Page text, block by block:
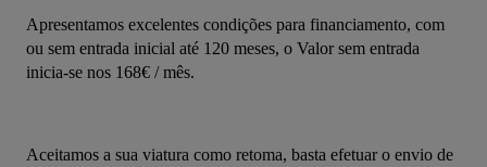
Apresentamos excelentes condições para financiamento, com
ou sem entrada inicial até 120 meses, o Valor sem entrada
inicia-se nos 168€ / mês.
Aceitamos a sua viatura como retoma, basta efetuar o envio de